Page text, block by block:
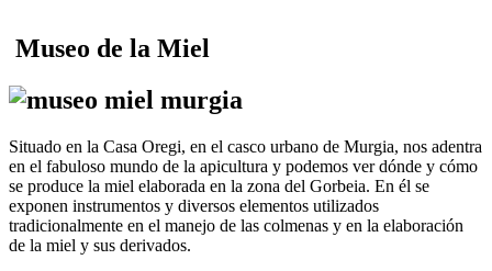
Museo de la Miel
Situado en la Casa Oregi, en el casco urbano de Murgia, nos adentra
en el fabuloso mundo de la apicultura y podemos ver dónde y cómo
se produce la miel elaborada en la zona del Gorbeia. En él se
exponen instrumentos y diversos elementos utilizados
tradicionalmente en el manejo de las colmenas y en la elaboración
de la miel y sus derivados.